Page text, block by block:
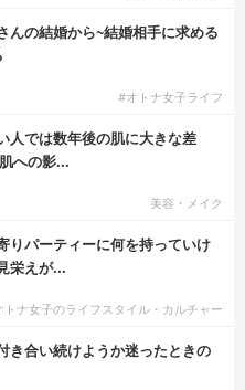
んの結婚から~結婚相手に求める
#オトナ女子ライフ
人では数年後の肌に大きな差
への影...
美容・メイク
りパーティーに何を持っていけ
栄えが...
トナ女子のライフスタイル・カルチャー
き合い続けようか迷ったときの